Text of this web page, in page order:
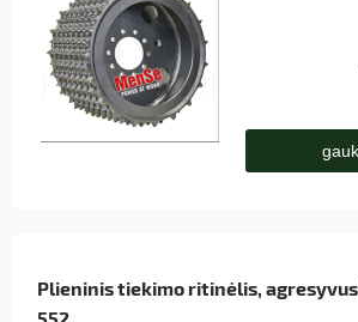
Plieninis tiekimo ritinėlis,